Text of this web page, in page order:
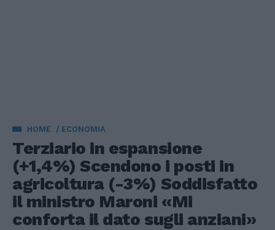
HOME ECONOMIA
Terziario in espansione
(+1,4%) Scendono i posti in
agricoltura (-3%) Soddisfatto
il ministro Maroni «Mi
conforta il dato sugli anziani»